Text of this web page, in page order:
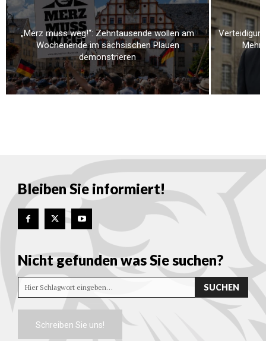
„Merz muss weg!“: Zehntausende wollen am
Wochenende im sächsischen Plauen
demonstrieren
Mehr
Bleiben Sie informiert!
Nicht gefunden was Sie suchen?
Hier Schlagwort eingeben… SUCHEN
Schreiben Sie uns!